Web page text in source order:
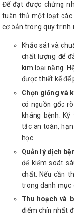
Để đạt được chứng
tuân thủ một loạt các
cơ bản trong quy trình
Khảo sát và
chất lượng để
kim loại nặng.
được thiết kế để
Chọn giống và
có nguồn gốc
kháng bệnh.
tắc an toàn,
học.
Quản lý dịch
để kiểm soát
chất. Nếu cần
trong danh mục
Thu hoạch và
điểm chín nhất